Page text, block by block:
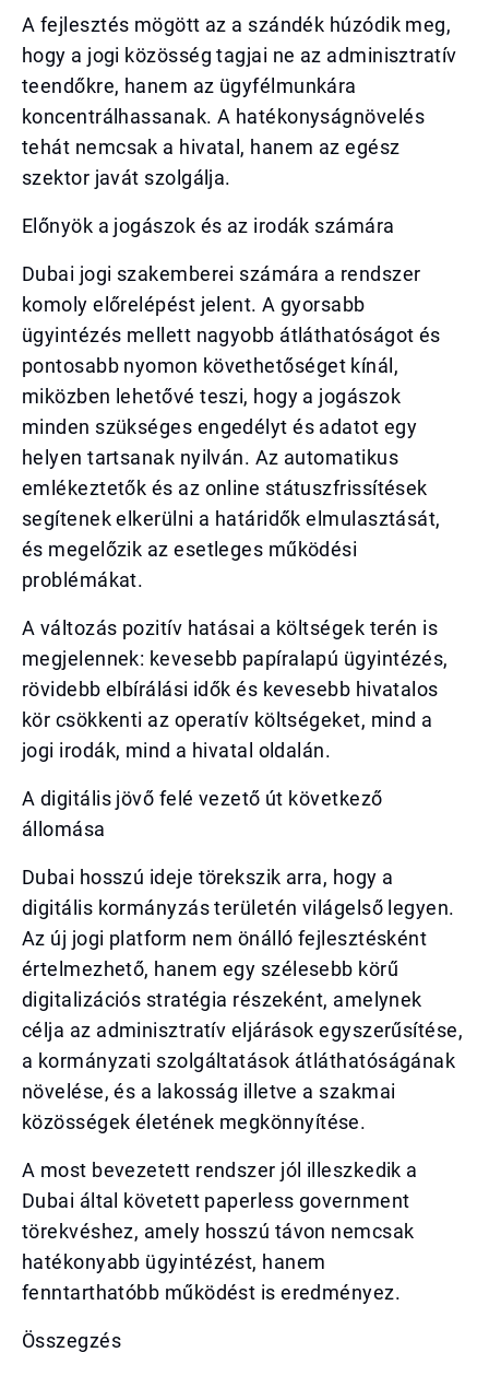
A fejlesztés mögött az a szándék húzódik meg,
hogy a jogi közösség tagjai ne az adminisztratív
teendőkre, hanem az ügyfélmunkára
koncentrálhassanak. A hatékonyságnövelés
tehát nemcsak a hivatal, hanem az egész
szektor javát szolgálja.
Előnyök a jogászok és az irodák számára
Dubai jogi szakemberei számára a rendszer
komoly előrelépést jelent. A gyorsabb
ügyintézés mellett nagyobb átláthatóságot és
pontosabb nyomon követhetőséget kínál,
miközben lehetővé teszi, hogy a jogászok
minden szükséges engedélyt és adatot egy
helyen tartsanak nyilván. Az automatikus
emlékeztetők és az online státuszfrissítések
segítenek elkerülni a határidők elmulasztását,
és megelőzik az esetleges működési
problémákat.
A változás pozitív hatásai a költségek terén is
megjelennek: kevesebb papíralapú ügyintézés,
rövidebb elbírálási idők és kevesebb hivatalos
kör csökkenti az operatív költségeket, mind a
jogi irodák, mind a hivatal oldalán.
A digitális jövő felé vezető út következő
állomása
Dubai hosszú ideje törekszik arra, hogy a
digitális kormányzás területén világelső legyen.
Az új jogi platform nem önálló fejlesztésként
értelmezhető, hanem egy szélesebb körű
digitalizációs stratégia részeként, amelynek
célja az adminisztratív eljárások egyszerűsítése,
a kormányzati szolgáltatások átláthatóságának
növelése, és a lakosság illetve a szakmai
közösségek életének megkönnyítése.
A most bevezetett rendszer jól illeszkedik a
Dubai által követett paperless government
törekvéshez, amely hosszú távon nemcsak
hatékonyabb ügyintézést, hanem
fenntarthatóbb működést is eredményez.
Összegzés